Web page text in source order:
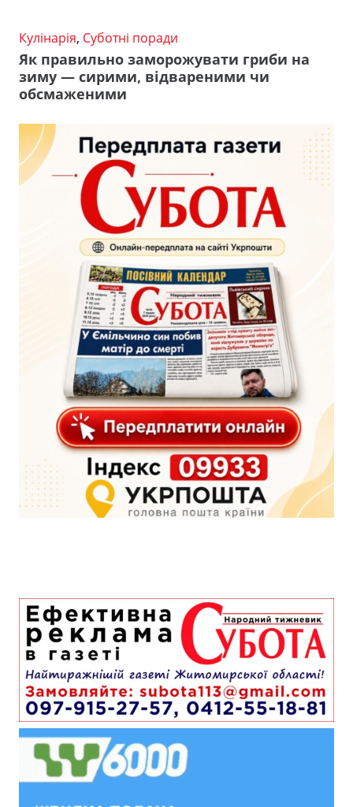
Кулінарія, Суботні поради
Як правильно заморожувати гриби на
зиму — сирими, відвареними чи
обсмаженими